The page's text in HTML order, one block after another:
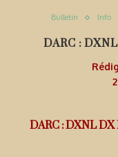
Bulletin Info
DARC :
DARC : DXNL